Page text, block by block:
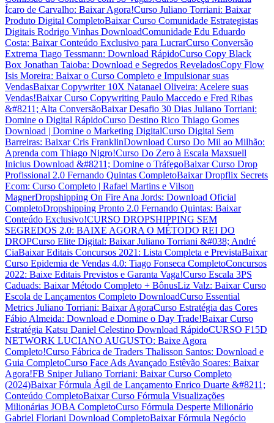
Ícaro de Carvalho: Baixar Agora!Curso Juliano Torriani: Baixar
Produto Digital CompletoBaixar Curso Comunidade Estrategistas
Digitais Rodrigo Vinhas DownloadComunidade Edu Eduardo
Costa: Baixar Conteúdo Exclusivo para LucrarCurso Conversão
Extrema Tiago Tessmann: Download RápidoCurso Copy Black
Box Jonathan Taioba: Download e Segredos ReveladosCopy Flow
Isis Moreira: Baixar o Curso Completo e Impulsionar suas
VendasBaixar Copywriter 10X Natanael Oliveira: Acelere suas
Vendas!Baixar Curso Copywriting Paulo Maccedo e Fred Ribas
&#8211; Alta ConversãoBaixar Desafio 30 Dias Juliano Torriani:
Domine o Digital RápidoCurso Destino Rico Thiago Gomes
Download | Domine o Marketing DigitalCurso Digital Sem
Barreiras: Baixar Cris FranklinDownload Curso Do Mil ao Milhão:
Aprenda com Thiago Nigro!Curso Do Zero à Escala Maxsuell
Inicius Download &#8211; Domine o TráfegoBaixar Curso Drop
Profissional 2.0 Fernando Quintas CompletoBaixar Dropflix Secrets
Ecom: Curso Completo | Rafael Martins e Vilson
MagnerDropshipping On Fire Ana Jords: Download Oficial
CompletoDropshipping Pronto 2.0 Fernando Quintas: Baixar
Conteúdo Exclusivo!CURSO DROPSHIPPING SEM
SEGREDOS 2.0: BAIXE AGORA O MÉTODO REI DO
DROPCurso Elite Digital: Baixar Juliano Torriani &#038; André
CiaBaixar Editais Concursos 2021: Lista Completa e PrevistaBaixar
Curso Epidemia de Vendas 4.0: Tiago Fonseca CompletoConcursos
2022: Baixe Editais Previstos e Garanta Vaga!Curso Escala 3PS
Caduads: Baixar Método Completo + BônusLiz Valz: Baixar Curso
Escola de Lançamentos Completo DownloadCurso Essential
Metrics Juliano Torriani: Baixar AgoraCurso Estratégia das Cores
Fábio Almeida: Download e Domine o Day Trade!Baixar Curso
Estratégia Katsu Daniel Celestino Download RápidoCURSO F15D
NETWORK LUCIANO AUGUSTO: Baixe Agora
Completo!Curso Fábrica de Traders Thalisson Santos: Download e
Guia CompletoCurso Face Ads Avançado Estêvão Soares: Baixar
Agora!FB Sniper Juliano Torriani: Baixar Curso Completo
(2024)Baixar Fórmula Ágil de Lançamento Enrico Duarte &#8211;
Conteúdo CompletoBaixar Curso Fórmula Visualizações
Milionárias JOBA CompletoCurso Fórmula Desperte Milionário
Gabriel Floriani Download CompletoBaixar Fórmula Negócio